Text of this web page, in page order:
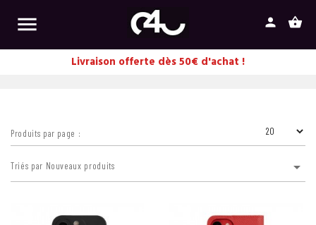
 shopping_basket
person
Livraison offerte dès 50€ d'achat !
Produits par page :
Triés par Nouveaux produits 